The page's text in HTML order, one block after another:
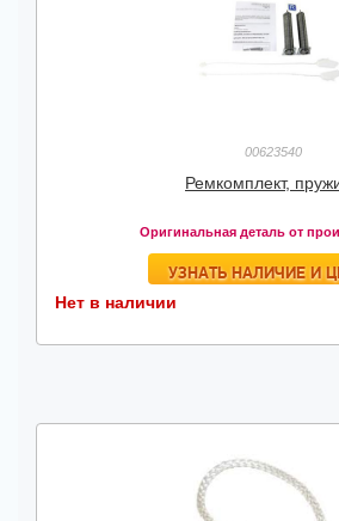
00623540
Ремкомплект,
Оригинальная деталь от
УЗНАТЬ НАЛИЧИЕ И
Нет в наличии